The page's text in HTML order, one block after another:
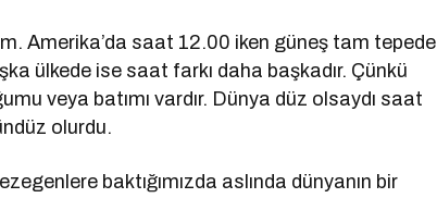
Amerika’da saat 12.00 iken güneş tam tepede
ülkede ise saat farkı daha başkadır. Çünkü
veya batımı vardır. Dünya düz olsaydı saat
olurdu.
baktığımızda aslında dünyanın bir